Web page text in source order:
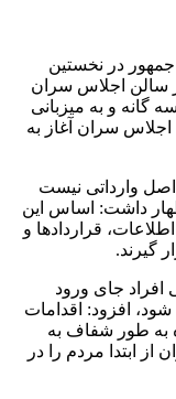
در نخستین
سالن اجلاس سران
گانه و به میزبانی
سران آغاز به
وارداتی نیست
داشت: اساس این
قراردادها و
گیرند.
جای ورود
افزود: اقدامات
به طور شفاف به
ابتدا مردم را در